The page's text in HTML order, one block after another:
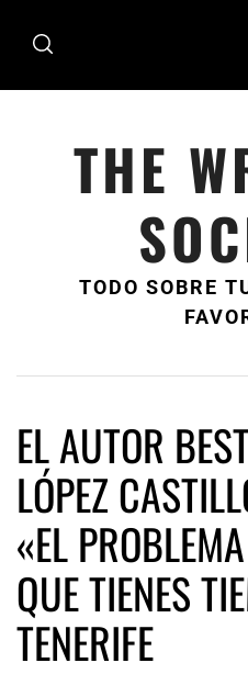
THE
TODO SOBRE
EL AUTOR
LÓPEZ
«EL
QUE TIENES
TENERIFE